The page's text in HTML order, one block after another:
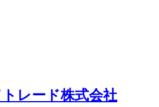
レード株式会社